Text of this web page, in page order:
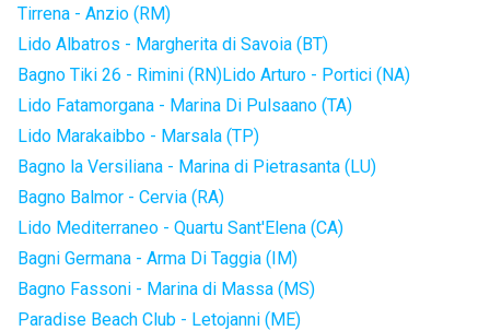
Tirrena - Anzio (RM)
Lido Albatros - Margherita di Savoia (BT)
Bagno Tiki 26 - Rimini (RN)Lido Arturo - Portici (NA)
Lido Fatamorgana - Marina Di Pulsaano (TA)
Lido Marakaibbo - Marsala (TP)
Bagno la Versiliana - Marina di Pietrasanta (LU)
Bagno Balmor - Cervia (RA)
Lido Mediterraneo - Quartu Sant'Elena (CA)
Bagni Germana - Arma Di Taggia (IM)
Bagno Fassoni - Marina di Massa (MS)
Paradise Beach Club - Letojanni (ME)